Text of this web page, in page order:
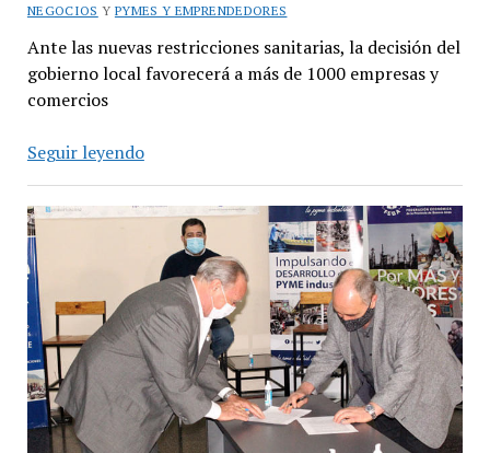
NEGOCIOS Y PYMES Y EMPRENDEDORES
Ante las nuevas restricciones sanitarias, la decisión del
gobierno local favorecerá a más de 1000 empresas y
comercios
Seguir leyendoTres
Febrero
amplía
eximición
de
tasas
para
PyMEs
y
comercios